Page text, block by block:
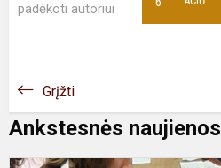
padėkoti autoriui
Grįžti
Ankstesnės naujienos